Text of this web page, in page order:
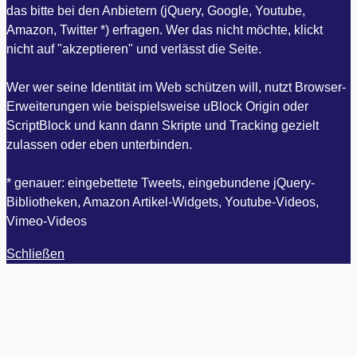
das bitte bei den Anbietern (jQuery, Google, Youtube,
Amazon, Twitter *) erfragen. Wer das nicht möchte, klickt
nicht auf "akzeptieren" und verlässt die Seite.
Wer wer seine Identität im Web schützen will, nutzt Browser-
Erweiterungen wie beispielsweise uBlock Origin oder
ScriptBlock und kann dann Skripte und Tracking gezielt
zulassen oder eben unterbinden.
* genauer: eingebettete Tweets, eingebundene jQuery-
Bibliotheken, Amazon Artikel-Widgets, Youtube-Videos,
Vimeo-Videos
Schließen